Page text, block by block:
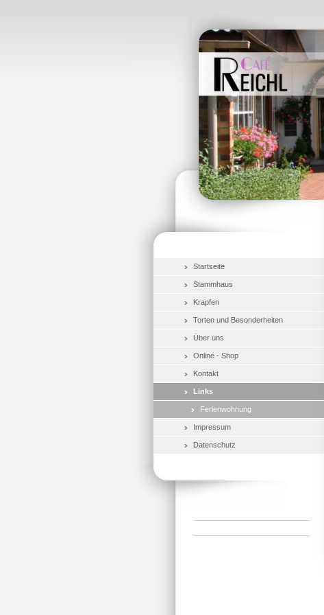
Startseite
Stammhaus
Krapfen
Torten und Besonderheiten
Über uns
Online - Shop
Kontakt
Links
Ferienwohnung
Impressum
Datenschutz